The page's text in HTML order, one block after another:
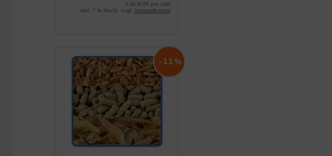
2,40 EUR pro Liter
inkl. 7 % MwSt. zzgl. Versandkosten
-11%